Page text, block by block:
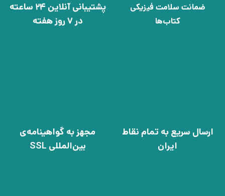
ضمانت سلامت فیزیکی
کتاب‌ها
پشتیبانی آنلاین 24 ساعته
در 7 روز هفته
ارسال سریع به تمام نقاط
ایران
مجهز به گواهینامه‌ی
بین‌المللی SSL